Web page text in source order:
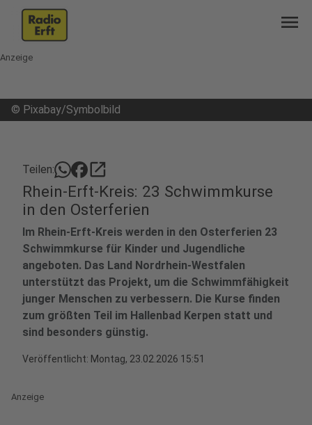
menu
Anzeige
© Pixabay/Symbolbild
Teilen: open_in_new
Rhein-Erft-Kreis: 23 Schwimmkurse
in den Osterferien
Im Rhein-Erft-Kreis werden in den Osterferien 23
Schwimmkurse für Kinder und Jugendliche
angeboten. Das Land Nordrhein-Westfalen
unterstützt das Projekt, um die Schwimmfähigkeit
junger Menschen zu verbessern. Die Kurse finden
zum größten Teil im Hallenbad Kerpen statt und
sind besonders günstig.
Veröffentlicht: Montag, 23.02.2026 15:51
Anzeige